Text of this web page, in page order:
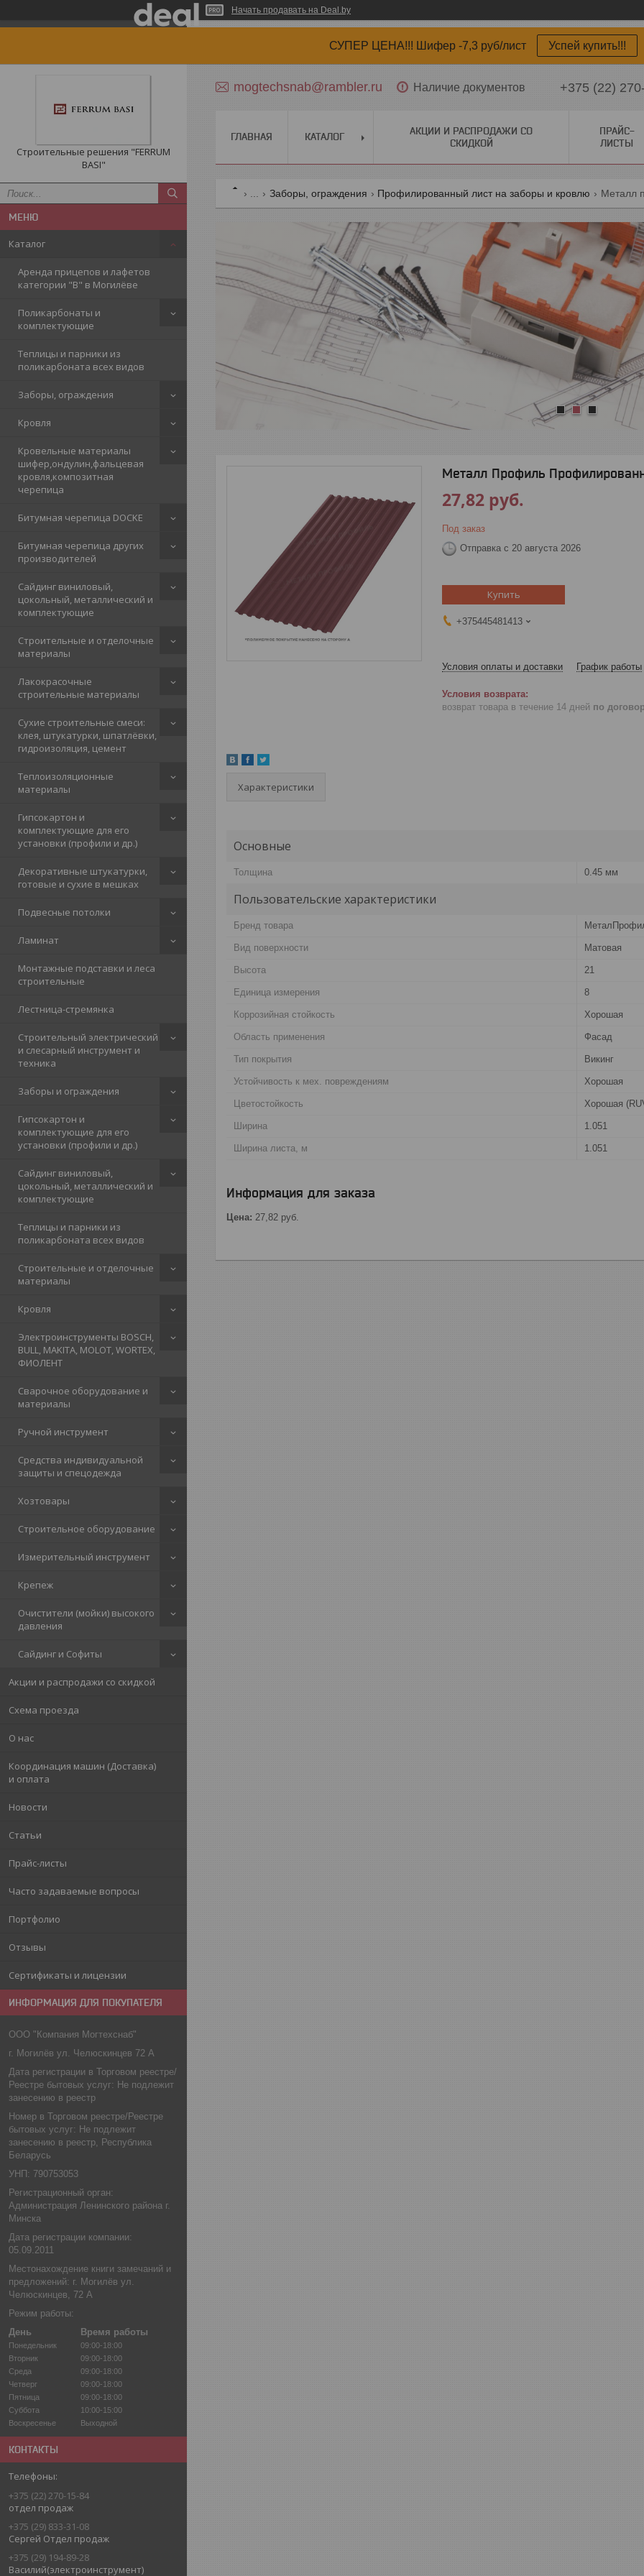
Начать продавать на Deal.by
СУПЕР ЦЕНА!!! Шифер -7,3 руб/лист Успей купить!!!
Строительные решения "FERRUM
BASI"
Каталог
Аренда прицепов и лафетов
категории "B" в Могилёве
Поликарбонаты и
комплектующие
Теплицы и парники из
поликарбоната всех видов
Заборы, ограждения
Кровля
Кровельные материалы
шифер,ондулин,фальцевая
кровля,композитная
черепица
Битумная черепица DOCKE
Битумная черепица других
производителей
Сайдинг виниловый,
цокольный, металлический и
комплектующие
Строительные и отделочные
материалы
Лакокрасочные
строительные материалы
Сухие строительные смеси:
клея, штукатурки, шпатлёвки,
гидроизоляция, цемент
Теплоизоляционные
материалы
Гипсокартон и
комплектующие для его
установки (профили и др.)
Декоративные штукатурки,
готовые и сухие в мешках
Подвесные потолки
Ламинат
Монтажные подставки и леса
строительные
Лестница-стремянка
Строительный электрический
и слесарный инструмент и
техника
Заборы и ограждения
Гипсокартон и
комплектующие для его
установки (профили и др.)
Сайдинг виниловый,
цокольный, металлический и
комплектующие
Теплицы и парники из
поликарбоната всех видов
Строительные и отделочные
материалы
Кровля
Электроинструменты BOSCH,
BULL, MAKITA, MOLOT, WORTEX,
ФИОЛЕНТ
Сварочное оборудование и
материалы
Ручной инструмент
Средства индивидуальной
защиты и спецодежда
Хозтовары
Строительное оборудование
Измерительный инструмент
Крепеж
Очистители (мойки) высокого
давления
Сайдинг и Софиты
Акции и распродажи со скидкой
Схема проезда
О нас
Координация машин (Доставка)
и оплата
Новости
Статьи
Прайс-листы
Часто задаваемые вопросы
Портфолио
Отзывы
Сертификаты и лицензии
ИНФОРМАЦИЯ ДЛЯ ПОКУПАТЕЛЯ
ООО "Компания Могтехснаб"
г. Могилёв ул. Челюскинцев 72 А
Дата регистрации в Торговом реестре/
Реестре бытовых услуг: Не подлежит
занесению в реестр
Номер в Торговом реестре/Реестре
бытовых услуг: Не подлежит
занесению в реестр, Республика
Беларусь
УНП: 790753053
Регистрационный орган:
Администрация Ленинского района г.
Минска
Дата регистрации компании:
05.09.2011
Местонахождение книги замечаний и
предложений: г. Могилёв ул.
Челюскинцев, 72 А
Режим работы:
День
Время работы
Понедельник
09:00-18:00
Вторник
09:00-18:00
Среда
09:00-18:00
Четверг
09:00-18:00
Пятница
09:00-18:00
Суббота
10:00-15:00
Воскресенье
Выходной
КОНТАКТЫ
+375 (22) 270-15-84
отдел продаж
+375 (29) 833-31-08
Сергей Отдел продаж
+375 (29) 194-89-28
Василий(электроинструмент)
mogtechsnab@rambler.ru Наличие документов +375 (22)
ГЛАВНАЯ КАТАЛОГ
АКЦИИ И РАСПРОДАЖИ СО
СКИДКОЙ
ПРАЙС-
ЛИСТЫ
Заборы, ограждения Профилированный лист на заборы и кровлю
Металл Профиль
27,82 руб.
Под заказ
Отправка с 20 августа 2026
Купить
+375445481413
Условия оплаты и доставки График работы
возврат товара в течение 14 дней по
Характеристики
Основные
Толщина 0.45 мм
Пользовательские характеристики
Бренд товара
Вид поверхности Матовая
Высота 21
Единица измерения 8
Коррозийная стойкость Хорошая
Область применения Фасад
Тип покрытия Викинг
Устойчивость к мех. повреждениям Хорошая
Цветостойкость Хорошая
Ширина 1.051
Ширина листа, м 1.051
Информация для заказа
Цена: 27,82 руб.